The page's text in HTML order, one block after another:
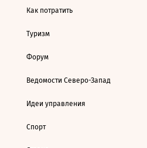
Как потратить
Туризм
Форум
Ведомости Северо-Запад
Идеи управления
Спорт